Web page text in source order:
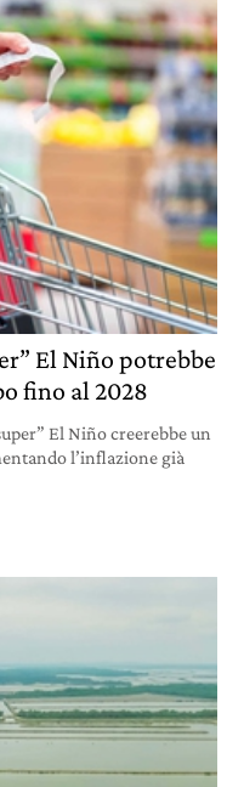
El Niño potrebbe
fino al 2028
El Niño creerebbe un
l’inflazione già